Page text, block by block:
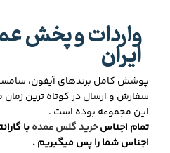
واردات و پخش
ایران
پوشش کامل برندهای آیفون،
سفارش و ارسال در کوتاه ترین زمان
این مجموعه بوده است .
تمام اجناسخرید گلس عمدهبا
اجناس شما را پس میگیریم .